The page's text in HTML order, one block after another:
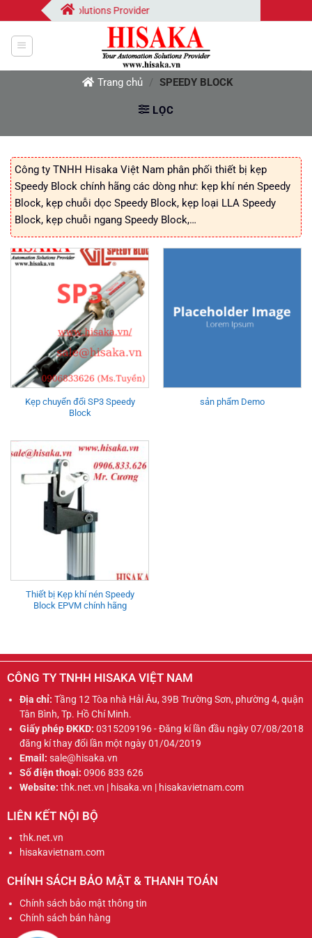
qua
nội
dung
Automation Solutions Provider
Trang chủ / SPEEDY BLOCK
LỌC
Công ty TNHH Hisaka Việt Nam phân phối thiết bị kẹp
Speedy Block chính hãng các dòng như: kẹp khí nén Speedy
Block, kẹp chuỗi dọc Speedy Block, kẹp loại LLA Speedy
Block, kẹp chuỗi ngang Speedy Block,…
Kẹp chuyển đổi SP3 Speedy
Block
sản phẩm Demo
Thiết bị Kẹp khí nén Speedy
Block EPVM chính hãng
CÔNG TY TNHH HISAKA VIỆT NAM
Địa chỉ: Tầng 12 Tòa nhà Hải Âu, 39B Trường Sơn, phường 4, quận
Tân Bình, Tp. Hồ Chí Minh.
Giấy phép ĐKKD: 0315209196 - Đăng kí lần đầu ngày 07/08/2018
đăng kí thay đổi lần một ngày 01/04/2019
Email: sale@hisaka.vn
Số điện thoại: 0906 833 626
Website: thk.net.vn | hisaka.vn | hisakavietnam.com
LIÊN KẾT NỘI BỘ
thk.net.vn
hisakavietnam.com
CHÍNH SÁCH BẢO MẬT & THANH TOÁN
Chính sách bảo mật thông tin
Chính sách bán hàng